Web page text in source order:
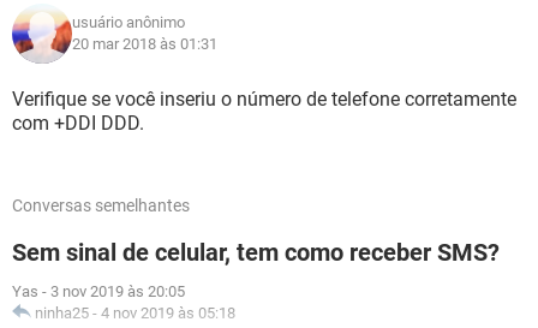
usuário anônimo
20 mar 2018 às 01:31
Verifique se você inseriu o número de telefone corretamente
com +DDI DDD.
Conversas semelhantes
Sem sinal de celular, tem como receber SMS?
Yas - 3 nov 2019 às 20:05
ninha25 - 4 nov 2019 às 05:18